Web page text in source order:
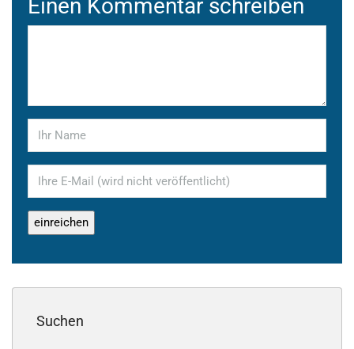
Einen Kommentar schreiben
Suchen